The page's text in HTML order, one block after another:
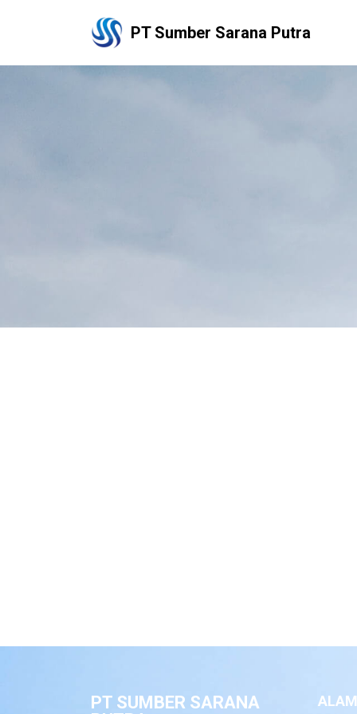
PT Sumber Sarana Putra
PT SUMBER SARANA